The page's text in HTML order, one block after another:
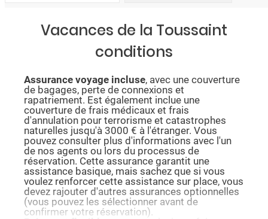
Vacances de la Toussaint
conditions
Assurance voyage incluse, avec une couverture
de bagages, perte de connexions et
rapatriement. Est également inclue une
couverture de frais médicaux et frais
d'annulation pour terrorisme et catastrophes
naturelles jusqu'à 3000 € à l'étranger. Vous
pouvez consulter plus d'informations avec l'un
de nos agents ou lors du processus de
réservation. Cette assurance garantit une
assistance basique, mais sachez que si vous
voulez renforcer cette assistance sur place, vous
devez rajouter d'autres assurances optionnelles
(vous pouvez les sélectionner avant de
confirmer votre réservation).